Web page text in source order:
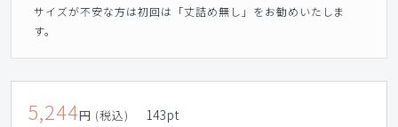
サイズが不安な方は初回は「丈詰め無し」をお勧めいたしま
す。
5,244円 (税込) 143pt